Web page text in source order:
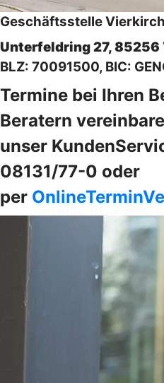
Geschäftsstelle
Unterfeldring 27,
BLZ: 70091500, BIC:
Termine bei Ihren
Beratern
unser
08131/77-0 oder
per